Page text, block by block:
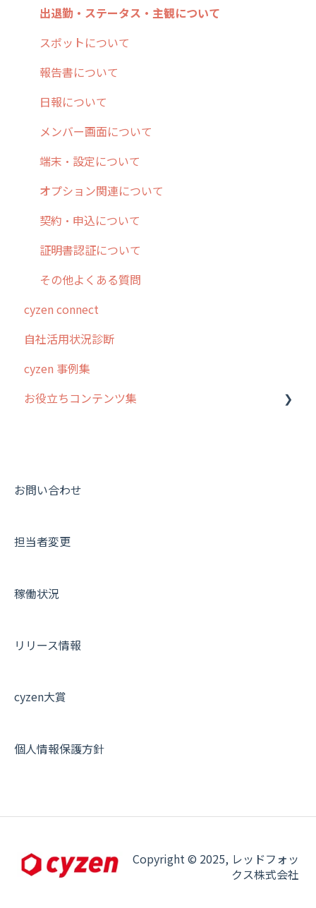
9. もっと便利に利用するための設定
10.ユーザー向けおすすめの使い方
【業界業種別】cyzen設定方法
活動通知
パフォーマンス
帳票出力
メッセージ・ファイル添付
商品
各種設定・その他
メンバー
メッセージ
パフォーマンス
外部リンク
お知らせ
設定
ユーザー・グループ管理
メッセージ機能
活動通知
内線電話
商品
各種設定・ログイン
ダッシュボード（BI）・パフォーマンス
連携オプション
その他オプション
IP接続制限・端末認証設定
契約・その他
出退勤・ステータス・主観について
スポットについて
報告書について
日報について
メンバー画面について
端末・設定について
オプション関連について
契約・申込について
証明書認証について
その他よくある質問
cyzen connect
自社活用状況診断
cyzen 事例集
お役立ちコンテンツ集
動画集：共通
お問い合わせ
担当者変更
稼働状況
リリース情報
cyzen大賞
個人情報保護方針
Copyright © 2025, レッドフォッ
クス株式会社